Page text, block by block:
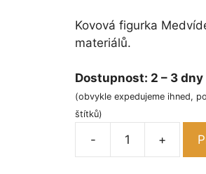
Kovová figurka
materiálů.
Dostupnost: 2 – 3 dny
(obvykle expedujeme ihned,
štítků)
- +